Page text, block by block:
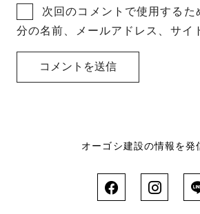
次回のコメントで使用するた
分の名前、メールアドレス、サイ
オーゴシ建設の情報を発